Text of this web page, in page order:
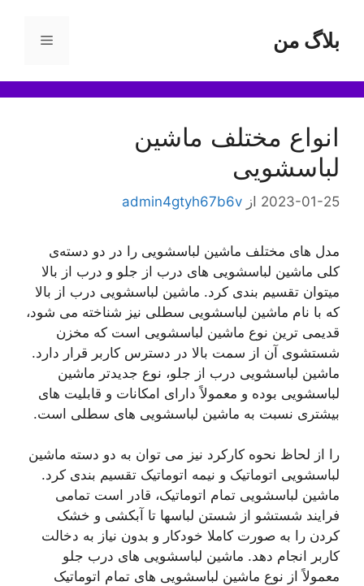
محتوابلاگ من فهرست
انواع مختلف ماشین
لباسشویی
2023-01-25 از admin4gtyh67b6v
مدل های مختلف ماشین لباسشویی را در دو دسته‌ی
کلی ماشین لباسشویی های درب از جلو و درب از بالا
میتوان تقسیم بندی کرد. ماشین لباسشویی درب از بالا
که با نام ماشین لباسشویی سطلی نیز شناخته می شود،
قدیمی ترین نوع ماشین لباسشویی است که مخزن
شستشوی آن از سمت بالا در دسترس کاربر قرار دارد.
ماشین لباسشویی درب از جلو، نوع جدیدتر ماشین
لباسشویی بوده و معمولاً دارای امکانات و قابلیت های
بیشتری نسبت به ماشین لباسشویی های سطلی است.
را از لحاظ نحوه کارکرد نیز می توان به دو دسته ماشین
لباسشویی اتوماتیک و نیمه اتوماتیک تقسیم بندی کرد.
ماشین لباسشویی تمام اتوماتیک، قادر است تمامی
فرایند شستشو از شستن لباسها تا آبکشی و خشک
کردن را به صورت کاملا خودکار و بدون نیاز به دخالت
کاربر انجام دهد. ماشین لباسشویی های درب جلو
معمولاً از نوع ماشین لباسشویی های تمام اتوماتیک